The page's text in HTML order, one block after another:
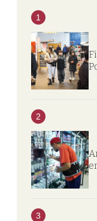
1
2
3